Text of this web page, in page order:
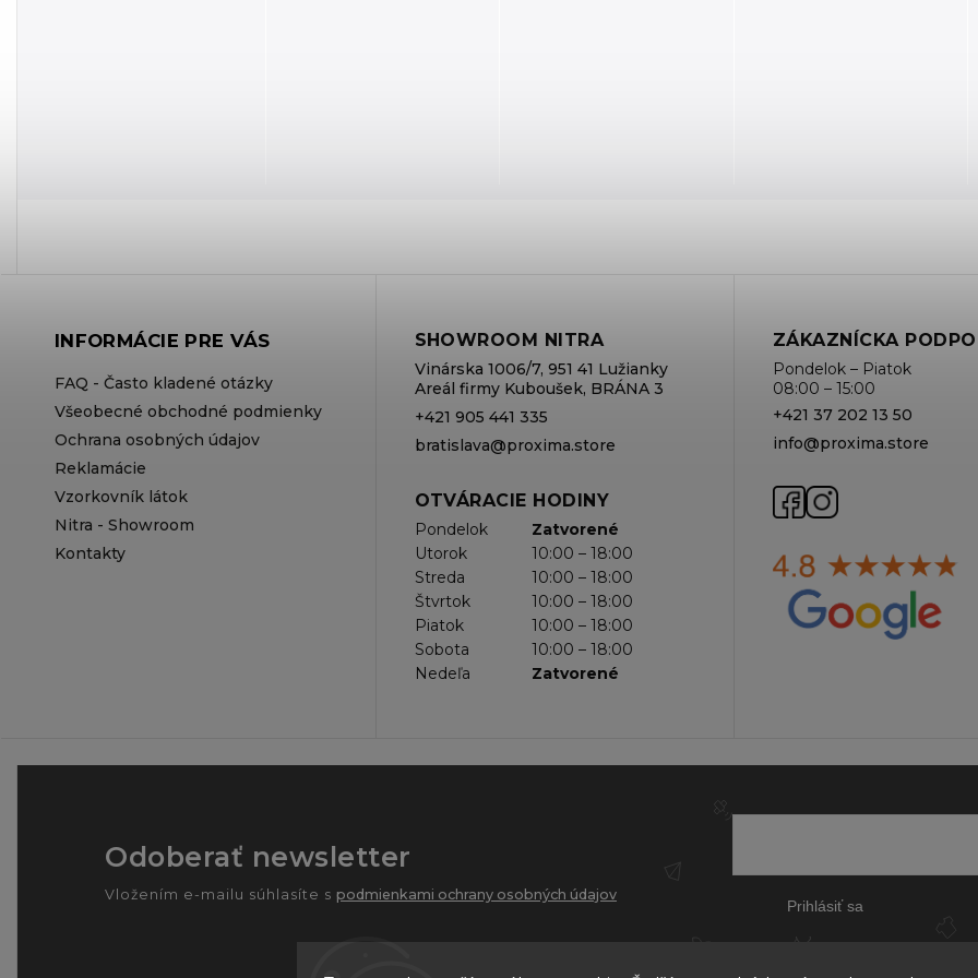
INFORMÁCIE PRE VÁS
FAQ - Často kladené otázky
Všeobecné obchodné podmienky
Ochrana osobných údajov
Reklamácie
Vzorkovník látok
Nitra - Showroom
Kontakty
SHOWROOM NITRA
Vinárska 1006/7, 951 41 Lužianky
Areál firmy Kuboušek, BRÁNA 3
+421 905 441 335
bratislava@proxima.store
OTVÁRACIE HODINY
Pondelok
Zatvorené
Utorok
10:00 – 18:00
Streda
10:00 – 18:00
Štvrtok
10:00 – 18:00
Piatok
10:00 – 18:00
Sobota
10:00 – 18:00
Nedeľa
Zatvorené
ZÁKAZNÍCKA
Pondelok – Piatok
08:00 – 15:00
+421 37 202 13 50
info@proxima.store
Odoberať newsletter
Vložením e-mailu súhlasíte s podmienkami ochrany osobných údajov
Prihlásiť sa